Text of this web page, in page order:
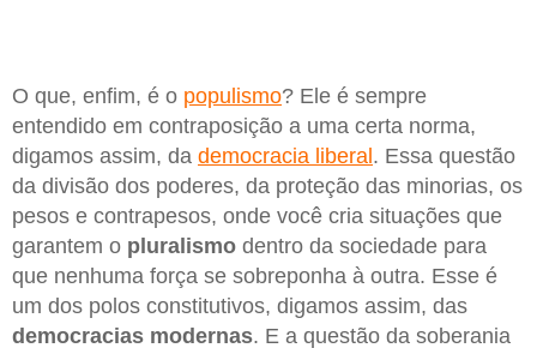
O que, enfim, é o populismo? Ele é sempre
entendido em contraposição a uma certa norma,
digamos assim, da democracia liberal . Essa questão
da divisão dos poderes, da proteção das minorias, os
pesos e contrapesos, onde você cria situações que
garantem o pluralismo dentro da sociedade para
que nenhuma força se sobreponha à outra. Esse é
um dos polos constitutivos, digamos assim, das
democracias modernas. E a questão da soberania